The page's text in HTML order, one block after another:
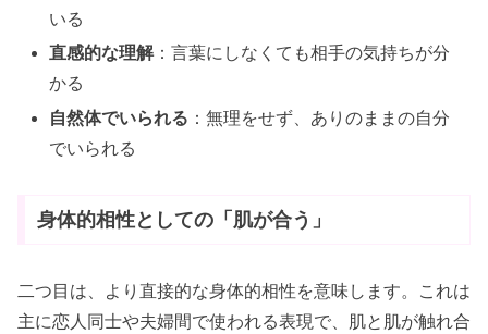
いる
直感的な理解：言葉にしなくても相手の気持ちが分
かる
自然体でいられる ：無理をせず、ありのままの自分
でいられる
身体的相性としての「肌が合う」
二つ目は、より直接的な身体的相性を意味します。これは
主に恋人同士や夫婦間で使われる表現で、肌と肌が触れ合